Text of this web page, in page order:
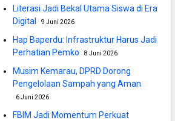
Literasi Jadi Bekal Utama Siswa di Era
Digital
9 Juni 2026
Hap Baperdu: Infrastruktur Harus Jadi
Perhatian Pemko
8 Juni 2026
Musim Kemarau, DPRD Dorong
Pengelolaan Sampah yang Aman
6 Juni 2026
FBIM Jadi Momentum Perkuat